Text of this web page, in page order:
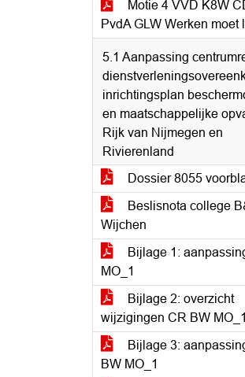
Motie 4 VVD K8W
PvdA GLW Werken moet
5.1 Aanpassing
inrichtingsplan
en maatschappelijke
Rijk van Nijmegen en
Rivierenland
Dossier 8055
Beslisnota college
Wijchen
Bijlage 1:
MO_1
Bijlage 2: overzicht
wijzigingen CR BW MO_1
Bijlage 3:
BW MO_1